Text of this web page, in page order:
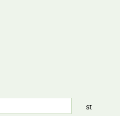
st